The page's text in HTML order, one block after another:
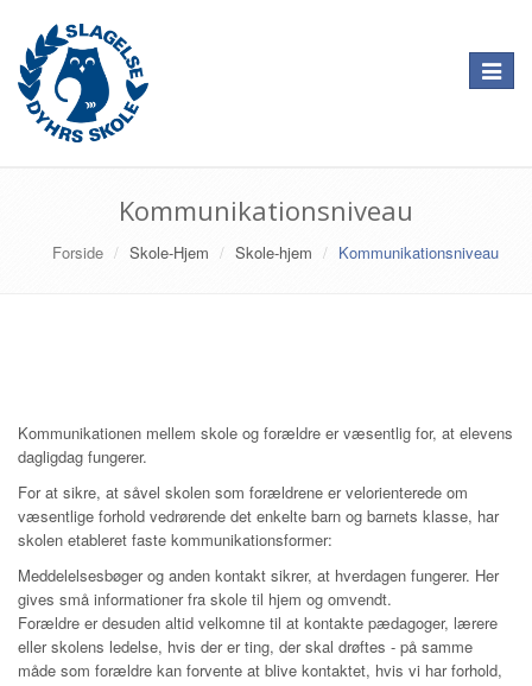
Toggle
Kommunikationsniveau
Forside Skole-Hjem Skole-hjem Kommunikationsniveau
Kommunikationen mellem skole og forældre er væsentlig for, at elevens
dagligdag fungerer.
For at sikre, at såvel skolen som forældrene er velorienterede om
væsentlige forhold vedrørende det enkelte barn og barnets klasse, har
skolen etableret faste kommunikationsformer:
Meddelelsesbøger og anden kontakt sikrer, at hverdagen fungerer. Her
gives små informationer fra skole til hjem og omvendt.
Forældre er desuden altid velkomne til at kontakte pædagoger, lærere
eller skolens ledelse, hvis der er ting, der skal drøftes - på samme
måde som forældre kan forvente at blive kontaktet, hvis vi har forhold,